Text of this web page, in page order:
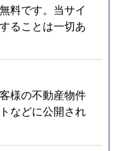
料です。当サイ
ることは一切あ
様の不動産物件
などに公開され